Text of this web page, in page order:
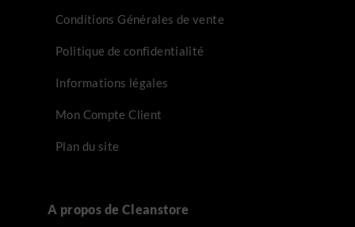
Conditions Générales de vente
Politique de confidentialité
Informations légales
Mon Compte Client
Plan du site
A propos de Cleanstore